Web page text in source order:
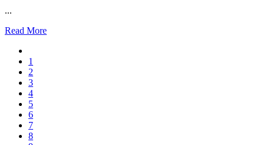
...
Read More
1
2
3
4
5
6
7
8